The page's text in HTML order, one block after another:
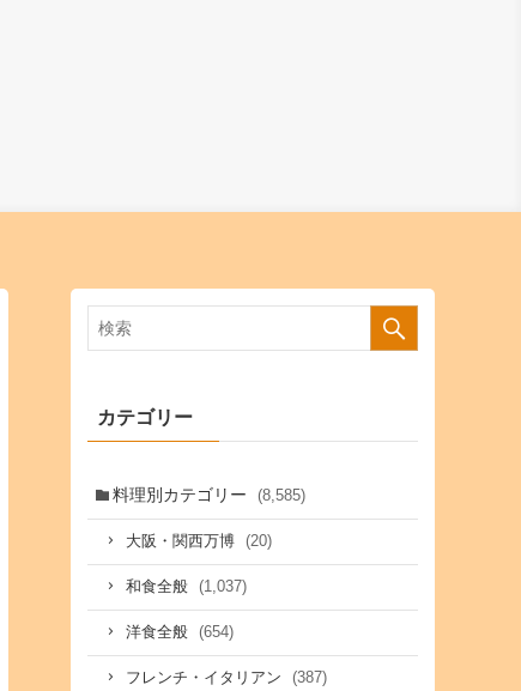
カテゴリー
料理別カテゴリー (8,585)
大阪・関西万博 (20)
和食全般 (1,037)
洋食全般 (654)
フレンチ・イタリアン (387)